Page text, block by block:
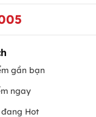
gần bạn
ngay
Hot